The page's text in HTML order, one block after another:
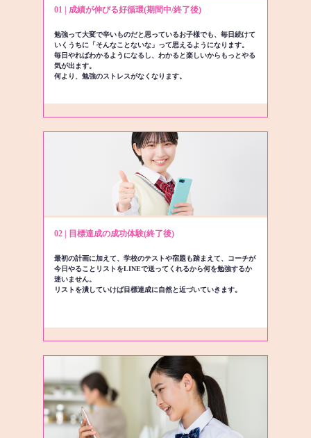
01 | 成績が伸びる好循環(期間中/終了後)
勉強って大変で辛いものだと思っているお子様でも、毎日続けて
いくうちに「そんなことないな」って思えるようになります。
毎日やればわかるようになるし、わかると楽しいからもっとやる
気が出ます。
何より、勉強のストレスがなくなります。
02 | 目標達成の成功体験(終了後)
最初の計画に加えて、学校のテストや宿題も踏まえて、コーチが
今日やることリストをLINEで送ってくれるから何を勉強するか
迷いません。
リストを潰していけば目標達成に自然と近づいていきます。